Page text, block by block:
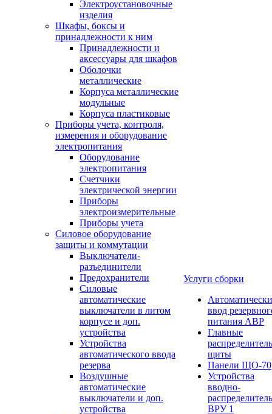
Электроустановочные
изделия
Шкафы, боксы и
принадлежности к ним
Принадлежности и
аксессуары для шкафов
Оболочки
металлические
Корпуса металлические
модульные
Корпуса пластиковые
Приборы учета, контроля,
измерения и оборудование
электропитания
Оборудование
электропитания
Счетчики
электрической энергии
Приборы
электроизмерительные
Приборы учета
Силовое оборудование
защиты и коммутации
Выключатели-
разъединители
Предохранители
Силовые
автоматические
выключатели в литом
корпусе и доп.
устройства
Устройства
автоматического ввода
резерва
Воздушные
автоматические
выключатели и доп.
устройства
Услуги сборки
ввод
питания АВР
Главные
щиты
Панели ЩО-70
Устройства
вводно-
ВРУ 1